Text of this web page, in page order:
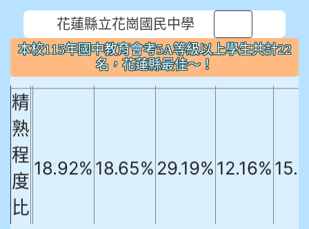
花蓮縣立花崗國民中學
本校115年國中教育會考5A等級以上學生共計22
名，花蓮縣最佳～！
本校115年國中教育會考5A等級以上
學生共計22名，花蓮縣最佳～！
英文 數學
精
熟
程
度
比
18.92% 18.65% 29.19% 12.16%